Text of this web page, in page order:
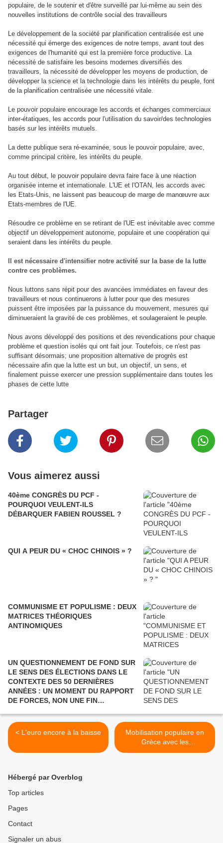
populaire, de le soutenir et d'être surveillé par lui-même au sein des
nouvelles institutions de contrôle social des travailleurs
Le développement de la société par planification centralisée est une
nécessité qui émerge des exigences de notre temps, avant tout des
exigences de l'humanité qui est la première force productive. La
nécessité de satisfaire les besoins modernes diversifiés des
travailleurs, la nécessité de développer les moyens de production, de
développer la science et la technologie dans les intérêts du peuple, font
de la planification centralisée une nécessité vitale.
Le pouvoir populaire encourage les accords et échanges commerciaux
inter-étatiques, les accords pour l'utilisation du savoir/des technologies
basés sur les intérêts mutuels.
La dette publique sera ré-examinée, sous le pouvoir populaire, avec,
comme principal critère, les intérêts du peuple.
Au tout début, le pouvoir populaire devra faire face à une réaction
organisée interne et internationale. L'UE et l'OTAN, les accords avec
les Etats-Unis, ne laissent pas beaucoup de marge de manœuvre aux
Etats-membres de l'UE.
Résoudre ce problème en se retirant de l'UE est inévitable avec comme
objectif un développement autonome, populaire et une coopération qui
seraient dans les intérêts du peuple.
Il est nécessaire d'intensifier notre activité sur la base de la lutte
contre ces problèmes.
Nous luttons sans répit pour des avancées immédiates en faveur des
travailleurs et nous continuerons à lutter pour que des mesures
puissent être imposées par la puissance du mouvement, mesures qui
diminueraient la gravité de ces problèmes, et soulageraient le peuple.
Nous avons développé des positions et des revendications pour chaque
problème et question isolés qui ont fait jour. Toutefois, ce n'est pas
suffisant désormais; une proposition alternative de progrès est
nécessaire afin que la lutte est un but, un objectif, un sens, et
finalement puisse exercer une pression supplémentaire dans toutes les
phases de cette lutte
Partager
Vous aimerez aussi
40ème CONGRÈS DU PCF -
POURQUOI VEULENT-ILS
DÉBARQUER FABIEN ROUSSEL ?
QUI A PEUR DU « CHOC CHINOIS » ?
COMMUNISME ET POPULISME : DEUX
MATRICES THÉORIQUES
ANTINOMIQUES
UN QUESTIONNEMENT DE FOND SUR
LE SENS DES ÉLECTIONS DANS LE
CONTEXTE DES 50 DERNIÈRES
ANNÉES : UN MOMENT DU RAPPORT
DE FORCES, NON UNE FIN
< L'euro encore à la baisse
Mobilisation populaire en
Grèce avec les
communistes >
Hébergé par Overblog
Top articles
Pages
Contact
Signaler un abus